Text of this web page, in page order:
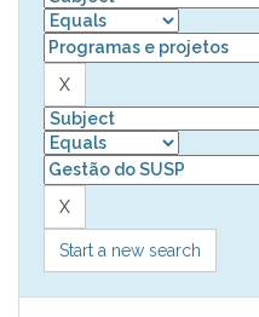
Start a new search